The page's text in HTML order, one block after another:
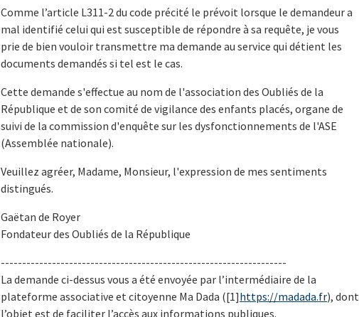
Comme l’article L311-2 du code précité le prévoit lorsque le demandeur a
mal identifié celui qui est susceptible de répondre à sa requête, je vous
prie de bien vouloir transmettre ma demande au service qui détient les
documents demandés si tel est le cas.
Cette demande s'effectue au nom de l'association des Oubliés de la
République et de son comité de vigilance des enfants placés, organe de
suivi de la commission d'enquête sur les dysfonctionnements de l'ASE
(Assemblée nationale).
Veuillez agréer, Madame, Monsieur, l'expression de mes sentiments
distingués.
Gaëtan de Royer
Fondateur des Oubliés de la République
-------------------------------------------------------------------
La demande ci-dessus vous a été envoyée par l’intermédiaire de la
plateforme associative et citoyenne Ma Dada ([1]https://madada.fr), dont
l’objet est de faciliter l’accès aux informations publiques.